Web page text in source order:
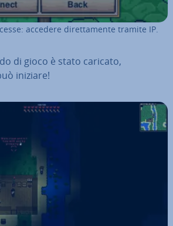
accedere di­ret­ta­men­te tramite IP.
di gioco è stato caricato,
iniziare!